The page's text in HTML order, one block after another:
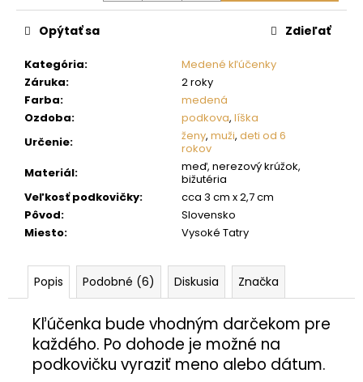
cena:
Kategória:
Medené kľúčenky
Záruka:
2 roky
Farba:
medená
Ozdoba: podkova, líška
Určenie: ženy, muži, deti od 6
rokov
Materiál:
meď, nerezový krúžok,
bižutéria
Veľkosť podkovičky:
cca 3 cm x 2,7 cm
Pôvod:
Slovensko
Miesto: Vysoké Tatry
Opýtať sa Zdieľať
Popis Podobné (6) Diskusia Značka
Kľúčenka bude vhodným darčekom pre
každého. Po dohode je možné na
podkovičku vyraziť meno alebo dátum.